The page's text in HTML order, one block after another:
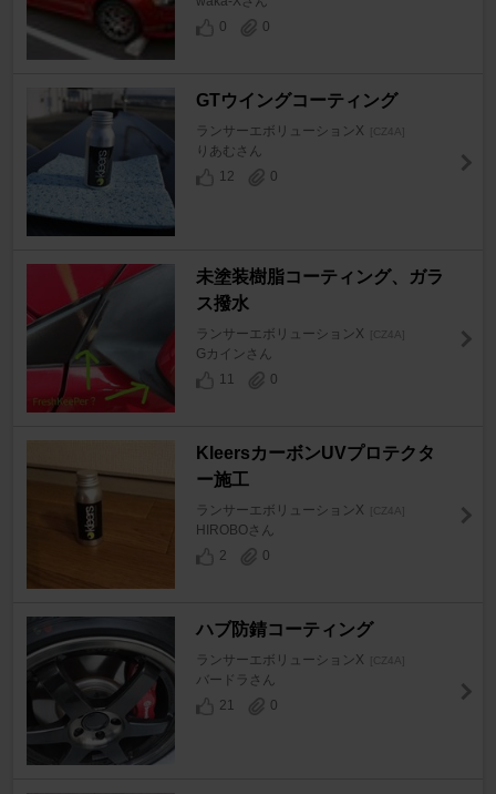
0
0
GTウイングコーティング
ランサーエボリューションX [CZ4A]
りあむさん
12
0
未塗装樹脂コーティング、ガラ
ス撥水
ランサーエボリューションX [CZ4A]
Gカインさん
11
0
KleersカーボンUVプロテクタ
ー施工
ランサーエボリューションX [CZ4A]
HIROBOさん
2
0
ハブ防錆コーティング
ランサーエボリューションX [CZ4A]
バードラさん
21
0